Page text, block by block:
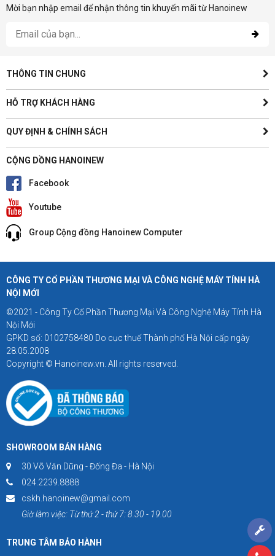
Mời bạn nhập email để nhận thông tin khuyến mãi từ Hanoinew
THÔNG TIN CHUNG
HỖ TRỢ KHÁCH HÀNG
QUY ĐỊNH & CHÍNH SÁCH
CỘNG DỒNG HANOINEW
Facebook
Youtube
Group Cộng đồng Hanoinew Computer
CÔNG TY CỔ PHẦN THƯƠNG MẠI VÀ CÔNG NGHỆ MÁY TÍNH HÀ
NỘI MỚI
©2021 - Công Ty Cổ Phần Thương Mại Và Công Nghệ Máy Tính Hà
Nội Mới
GPKD số: 0102758480 Do cục thuế Thành phố Hà Nội cấp ngày
28.05.2008
Copyright © Hanoinew.vn. All rights reserved.
SHOWROOM BÁN HÀNG
30 Võ Văn Dũng - Đống Đa - Hà Nội
024.2239.8888
cskh.hanoinew@gmail.com
Giờ làm việc: Từ thứ 2 - thứ 7: 8.30 - 19.00
TRUNG TÂM BẢO HÀNH